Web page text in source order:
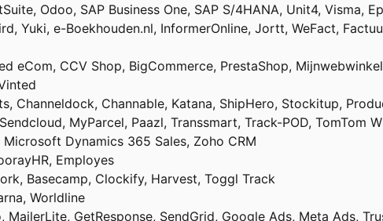
Odoo, SAP Business One, SAP S/4HANA, Unit4, Visma,
Yuki, e-Boekhouden.nl, InformerOnline, Jortt, WeFact,
eCom, CCV Shop, BigCommerce, PrestaShop,
Channeldock, Channable, Katana, ShipHero, Stockitup,
MyParcel, Paazl, Transsmart, Track-POD, TomTom
Dynamics 365 Sales, Zoho CRM
Employes
Basecamp, Clockify, Harvest, Toggl Track
Worldline
GetResponse, SendGrid, Google Ads, Meta Ads,